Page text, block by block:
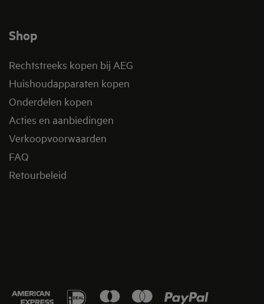
Shop
Rechtstreeks kopen bij AEG
Huishoudapparaten kopen
Onderdelen kopen
Acties en aanbiedingen
Verkoopvoorwaarden
FAQ
Retourbeleid